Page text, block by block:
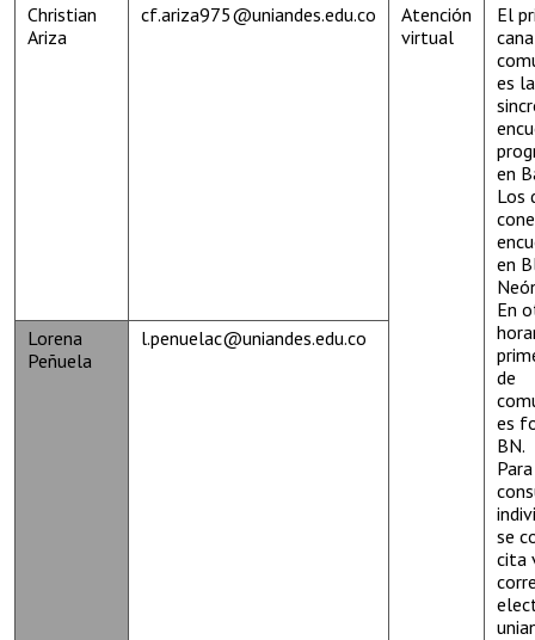
Christian
Ariza
cf.ariza975@uniandes.edu.co
Atención
virtual
El
es
en
Los
en
En
de
es
BN.
Para
se
cita
Lorena
Peñuela
l.penuelac@uniandes.edu.co